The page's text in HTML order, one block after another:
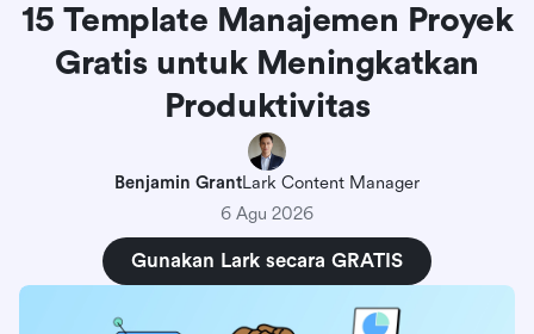
15 Template Manajemen Proyek
Gratis untuk Meningkatkan
Produktivitas
Benjamin GrantLark Content Manager
6 Agu 2026
Gunakan Lark secara GRATIS
Apa itu template manajemen proyek?
Manfaat dari template manajemen proyek
Template manajemen proyek teratas
Lark Base: Manajemen persyaratan dan bug
Lark Base: Pelacak masalah proyek